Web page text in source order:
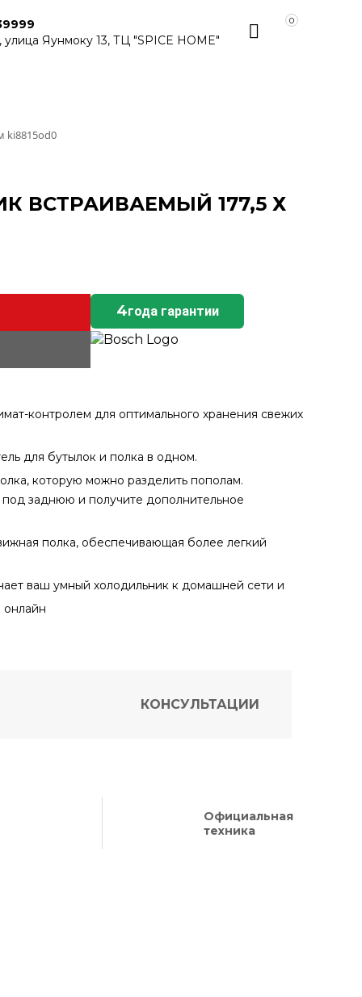
0
улица Яунмоку 13, ТЦ "SPICE HOME"
ki8815od0
ВСТРАИВАЕМЫЙ 177,5 Х
4года гарантии
контролем для оптимального хранения свежих
для бутылок и полка в одном.
которую можно разделить пополам.
заднюю и получите дополнительное
полка, обеспечивающая более легкий
ваш умный холодильник к домашней сети и
онлайн
КОНСУЛЬТАЦИИ
Официальная
техника